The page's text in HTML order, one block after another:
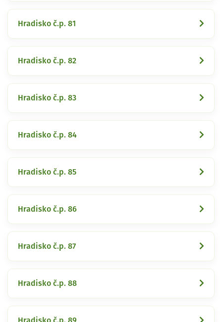
Hradisko č.p. 81
Hradisko č.p. 82
Hradisko č.p. 83
Hradisko č.p. 84
Hradisko č.p. 85
Hradisko č.p. 86
Hradisko č.p. 87
Hradisko č.p. 88
Hradisko č.p. 89